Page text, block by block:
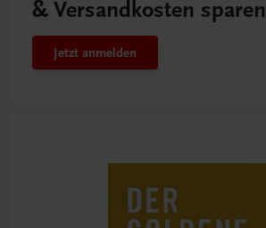
& Versandkosten sparen
Jetzt anmelden